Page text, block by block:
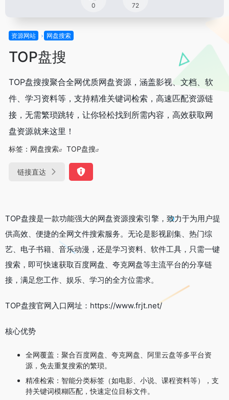
0 72
资源网站 网盘搜索
TOP盘搜
TOP盘搜搜聚合全网优质网盘资源，涵盖影视、文档、软
件、学习资料等，支持精准关键词检索，高速匹配资源链
接，无需繁琐跳转，让你轻松找到所需内容，高效获取网
盘资源就来这里！
标签： 网盘搜索 TOP盘搜
链接直达
TOP盘搜是一款功能强大的网盘资源搜索引擎，致力于为用户提
供高效、便捷的全网文件搜索服务。无论是影视剧集、热门综
艺、电子书籍、音乐动漫，还是学习资料、软件工具，只需一键
搜索，即可快速获取百度网盘、夸克网盘等主流平台的分享链
接，满足您工作、娱乐、学习的全方位需求。
TOP盘搜官网入口网址：https://www.frjt.net/
核心优势
全网覆盖：聚合百度网盘、夸克网盘、阿里云盘等多平台资
源，免去重复搜索的繁琐。
精准检索：智能分类标签（如电影、小说、课程资料等），支
持关键词模糊匹配，快速定位目标文件。